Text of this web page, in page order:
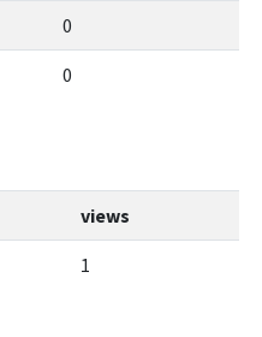
0
0
views
1